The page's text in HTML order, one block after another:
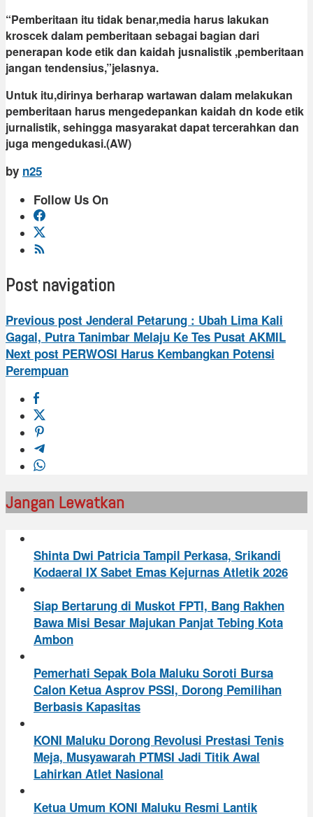
“Pemberitaan itu tidak benar,media harus lakukan
kroscek dalam pemberitaan sebagai bagian dari
penerapan kode etik dan kaidah jusnalistik ,pemberitaan
jangan tendensius,”jelasnya.
Untuk itu,dirinya berharap wartawan dalam melakukan
pemberitaan harus mengedepankan kaidah dn kode etik
jurnalistik, sehingga masyarakat dapat tercerahkan dan
juga mengedukasi.(AW)
by n25
Follow Us On
Post navigation
Previous post Jenderal Petarung : Ubah Lima Kali
Gagal, Putra Tanimbar Melaju Ke Tes Pusat AKMIL
Next post PERWOSI Harus Kembangkan Potensi
Perempuan
Jangan Lewatkan
Shinta Dwi Patricia Tampil Perkasa, Srikandi
Kodaeral IX Sabet Emas Kejurnas Atletik 2026
Siap Bertarung di Muskot FPTI, Bang Rakhen
Bawa Misi Besar Majukan Panjat Tebing Kota
Ambon
Pemerhati Sepak Bola Maluku Soroti Bursa
Calon Ketua Asprov PSSI, Dorong Pemilihan
Berbasis Kapasitas
KONI Maluku Dorong Revolusi Prestasi Tenis
Meja, Musyawarah PTMSI Jadi Titik Awal
Lahirkan Atlet Nasional
Ketua Umum KONI Maluku Resmi Lantik